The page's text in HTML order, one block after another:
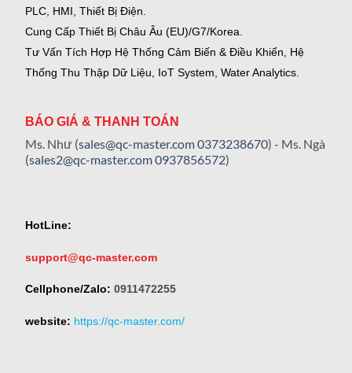
PLC, HMI, Thiết Bị Điện.
Cung Cấp Thiết Bị Châu Âu (EU)/G7/Korea.
Tư Vấn Tích Hợp Hệ Thống Cảm Biến & Điều Khiển, Hệ
Thống Thu Thập Dữ Liệu, IoT System, Water Analytics.
BÁO GIÁ & THANH TOÁN
Ms. Như (sales@qc-master.com0373238670) - Ms. Ngà
(sales2@qc-master.com0937856572)
HotLine:
support@qc-master.com
Cellphone/Zalo: 0911472255
website: https://qc-master.com/